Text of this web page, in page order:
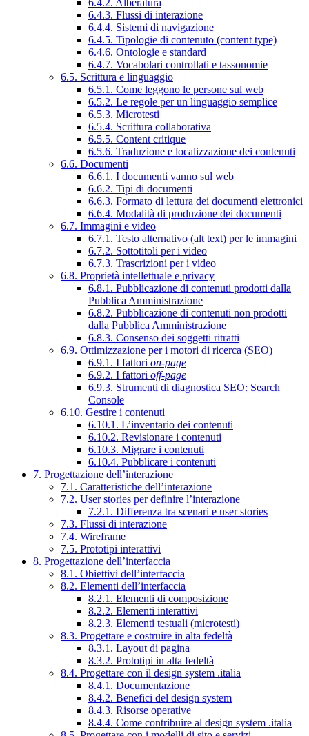
6.4.3. Flussi di interazione
6.4.4. Sistemi di navigazione
6.4.5. Tipologie di contenuto (content type)
6.4.6. Ontologie e standard
6.4.7. Vocabolari controllati e tassonomie
6.5. Scrittura e linguaggio
6.5.1. Come leggono le persone sul web
6.5.2. Le regole per un linguaggio semplice
6.5.3. Microtesti
6.5.4. Scrittura collaborativa
6.5.5. Content critique
6.5.6. Traduzione e localizzazione dei contenuti
6.6. Documenti
6.6.1. I documenti vanno sul web
6.6.2. Tipi di documenti
6.6.3. Formato di lettura dei documenti elettronici
6.6.4. Modalità di produzione dei documenti
6.7. Immagini e video
6.7.1. Testo alternativo (alt text) per le immagini
6.7.2. Sottotitoli per i video
6.7.3. Trascrizioni per i video
6.8. Proprietà intellettuale e privacy
6.8.1. Pubblicazione di contenuti prodotti dalla
Pubblica Amministrazione
6.8.2. Pubblicazione di contenuti non prodotti
dalla Pubblica Amministrazione
6.8.3. Consenso dei soggetti ritratti
6.9. Ottimizzazione per i motori di ricerca (SEO)
6.9.1. I fattori on-page
6.9.2. I fattori off-page
6.9.3. Strumenti di diagnostica SEO: Search
Console
6.10. Gestire i contenuti
6.10.1. L’inventario dei contenuti
6.10.2. Revisionare i contenuti
6.10.3. Migrare i contenuti
6.10.4. Pubblicare i contenuti
7. Progettazione dell’interazione
7.1. Caratteristiche dell’interazione
7.2. User stories per definire l’interazione
7.2.1. Differenza tra scenari e user stories
7.3. Flussi di interazione
7.4. Wireframe
7.5. Prototipi interattivi
8. Progettazione dell’interfaccia
8.1. Obiettivi dell’interfaccia
8.2. Elementi dell’interfaccia
8.2.1. Elementi di composizione
8.2.2. Elementi interattivi
8.2.3. Elementi testuali (microtesti)
8.3. Progettare e costruire in alta fedeltà
8.3.1. Layout di pagina
8.3.2. Prototipi in alta fedeltà
8.4. Progettare con il design system .italia
8.4.1. Documentazione
8.4.2. Benefici del design system
8.4.3. Risorse operative
8.4.4. Come contribuire al design system .italia